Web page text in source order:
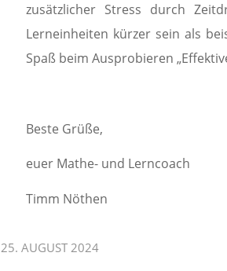
zusätzlicher Stress durch
Lerneinheiten kürzer sein als
Spaß beim Ausprobieren
Beste Grüße,
euer Mathe- und Lerncoach
Timm Nöthen
25. AUGUST 2024